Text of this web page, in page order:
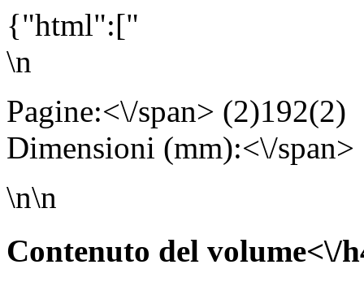
{"html":["
\n
Pagine:<\/span>
Dimensioni (mm):<\/
\n\n
Contenuto del volume<\/